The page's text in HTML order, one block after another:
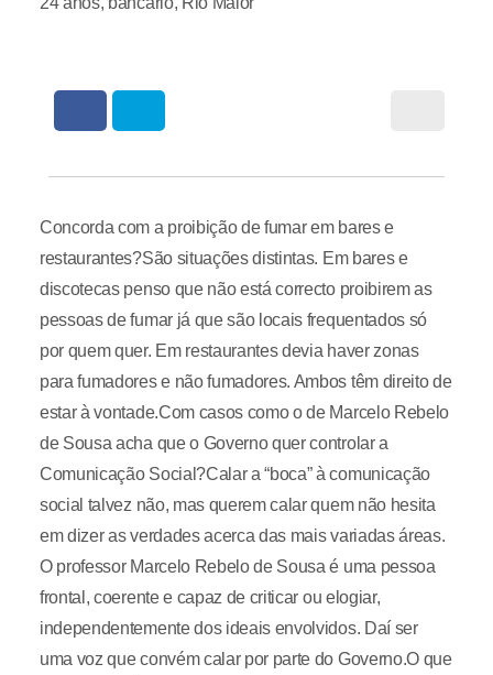
Concorda com a proibição de fumar em bares e
restaurantes?São situações distintas. Em bares e
discotecas penso que não está correcto proibirem as
pessoas de fumar já que são locais frequentados só
por quem quer. Em restaurantes devia haver zonas
para fumadores e não fumadores. Ambos têm direito de
estar à vontade.Com casos como o de Marcelo Rebelo
de Sousa acha que o Governo quer controlar a
Comunicação Social?Calar a “boca” à comunicação
social talvez não, mas querem calar quem não hesita
em dizer as verdades acerca das mais variadas áreas.
O professor Marcelo Rebelo de Sousa é uma pessoa
frontal, coerente e capaz de criticar ou elogiar,
independentemente dos ideais envolvidos. Daí ser
uma voz que convém calar por parte do Governo.O que